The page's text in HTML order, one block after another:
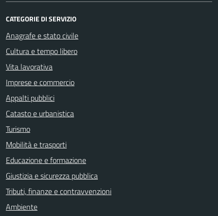
CATEGORIE DI SERVIZIO
Anagrafe e stato civile
Cultura e tempo libero
Vita lavorativa
Imprese e commercio
Appalti pubblici
Catasto e urbanistica
Turismo
Mobilità e trasporti
Educazione e formazione
Giustizia e sicurezza pubblica
Tributi, finanze e contravvenzioni
Ambiente